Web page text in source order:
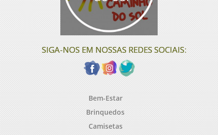
SIGA-NOS EM NOSSAS REDES SOCIAIS:
Bem-Estar
Brinquedos
Camisetas